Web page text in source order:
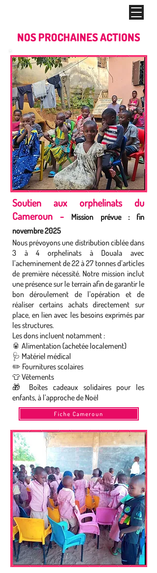
NOS PROCHAINES ACTIONS
Fiche Cameroun
Soutien aux orphelinats du
Cameroun -
Mission prévue : fin
novembre 2025
Nous prévoyons une distribution ciblée dans
3 à 4 orphelinats à Douala avec
l’acheminement de 22 à 27 tonnes d’articles
de première nécessité. Notre mission inclut
une présence sur le terrain afin de garantir le
bon déroulement de l’opération et de
réaliser certains achats directement sur
place, en lien avec les besoins exprimés par
les structures.
Les dons incluent notamment :
🥫 Alimentation (achetée localement)
🩺 Matériel médical
✏️ Fournitures scolaires
👕 Vêtements
🎁 Boîtes cadeaux solidaires pour les
enfants, à l’approche de Noël